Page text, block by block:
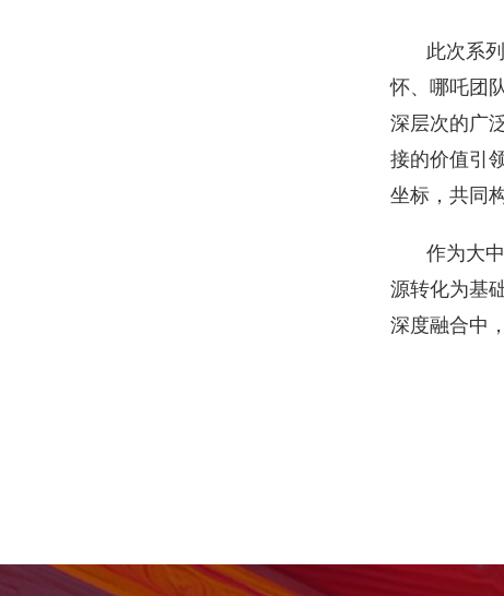
此次系
怀、哪吒团
深层次的广
接的价值引
坐标，共同
作为大
源转化为基
深度融合中